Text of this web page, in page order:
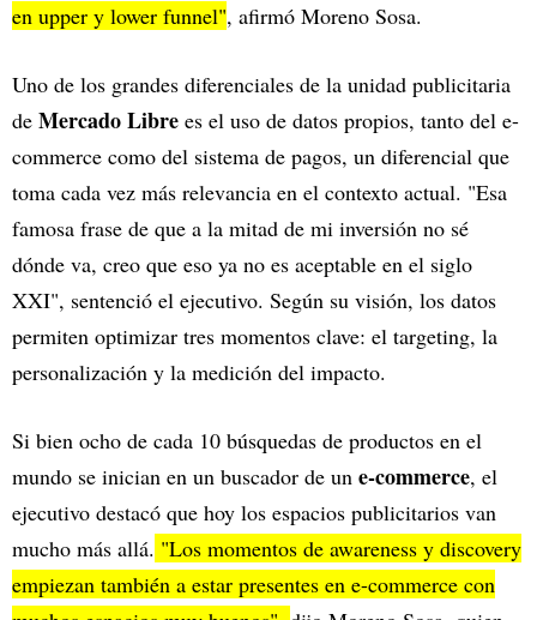
en upper y lower funnel", afirmó Moreno Sosa.
Uno de los grandes diferenciales de la unidad publicitaria
de Mercado Libre es el uso de datos propios, tanto del e-
commerce como del sistema de pagos, un diferencial que
toma cada vez más relevancia en el contexto actual. "Esa
famosa frase de que a la mitad de mi inversión no sé
dónde va, creo que eso ya no es aceptable en el siglo
XXI", sentenció el ejecutivo. Según su visión, los datos
permiten optimizar tres momentos clave: el targeting, la
personalización y la medición del impacto.
Si bien ocho de cada 10 búsquedas de productos en el
mundo se inician en un buscador de un e-commerce, el
ejecutivo destacó que hoy los espacios publicitarios van
mucho más allá. "Los momentos de awareness y discovery
empiezan también a estar presentes en e-commerce con